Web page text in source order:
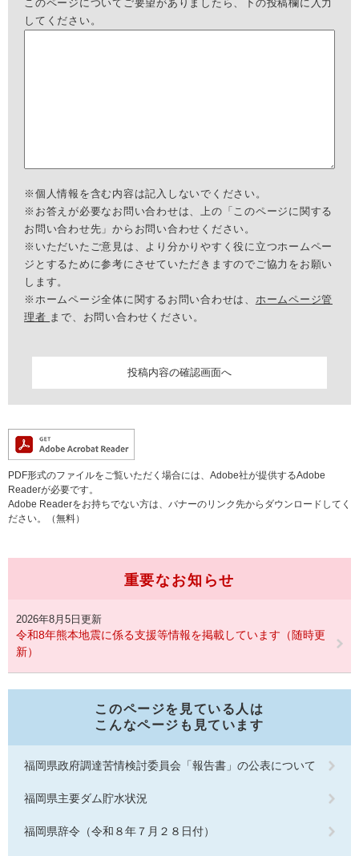
このページについてご要望がありましたら、下の投稿欄に入力
してください。
※個人情報を含む内容は記入しないでください。
※お答えが必要なお問い合わせは、上の「このページに関する
お問い合わせ先」からお問い合わせください。
※いただいたご意見は、より分かりやすく役に立つホームペー
ジとするために参考にさせていただきますのでご協力をお願い
します。
※ホームページ全体に関するお問い合わせは、 ホームページ管
理者 まで、お問い合わせください。
PDF形式のファイルをご覧いただく場合には、Adobe社が提供するAdobe
Readerが必要です。
Adobe Readerをお持ちでない方は、バナーのリンク先からダウンロードしてく
ださい。（無料）
重要なお知らせ
2026年8月5日更新
令和8年熊本地震に係る支援等情報を掲載しています（随時更
新）
このページを見ている人は
こんなページも見ています
福岡県政府調達苦情検討委員会「報告書」の公表について
福岡県主要ダム貯水状況
福岡県辞令（令和８年７月２８日付）